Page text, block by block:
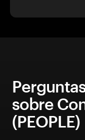
sobre
(PEOPLE)